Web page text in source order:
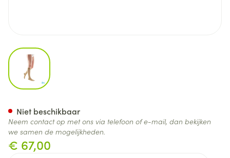
View larger image
€ 67,00
Niet beschikbaar
Neem contact op met ons via telefoon of e-mail, dan bekijken
we samen de mogelijkheden.